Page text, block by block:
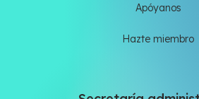
Apóyanos
Hazte miembro